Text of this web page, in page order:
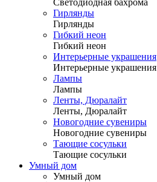
Светодиодная бахрома
Гирлянды
Гирлянды
Гибкий неон
Гибкий неон
Интерьерные украшения
Интерьерные украшения
Лампы
Лампы
Ленты, Дюралайт
Ленты, Дюралайт
Новогодние сувениры
Новогодние сувениры
Тающие сосульки
Тающие сосульки
Умный дом
Умный дом